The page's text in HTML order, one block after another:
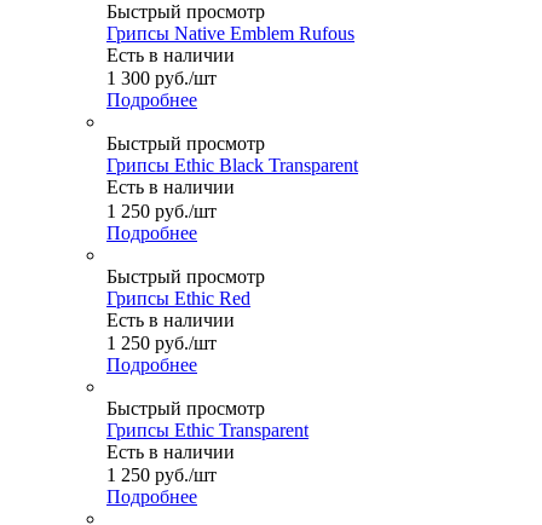
Быстрый просмотр
Грипсы Native Emblem Rufous
Есть в наличии
1 300 руб./шт
Подробнее
Быстрый просмотр
Грипсы Ethic Black Transparent
Есть в наличии
1 250 руб./шт
Подробнее
Быстрый просмотр
Грипсы Ethic Red
Есть в наличии
1 250 руб./шт
Подробнее
Быстрый просмотр
Грипсы Ethic Transparent
Есть в наличии
1 250 руб./шт
Подробнее